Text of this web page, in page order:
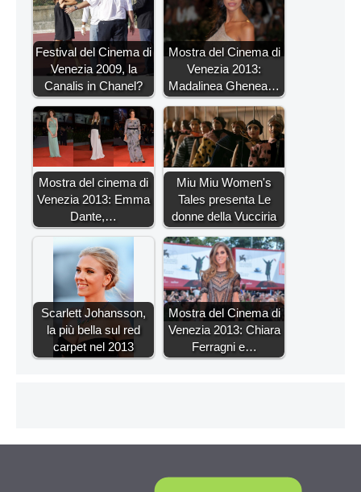
Festival del Cinema di
Venezia 2009, la
Canalis in Chanel?
Mostra del Cinema di
Venezia 2013:
Madalinea Ghenea…
Mostra del cinema di
Venezia 2013: Emma
Dante,…
Miu Miu Women's
Tales presenta Le
donne della Vucciria
Scarlett Johansson,
la più bella sul red
carpet nel 2013
Mostra del Cinema di
Venezia 2013: Chiara
Ferragni e…